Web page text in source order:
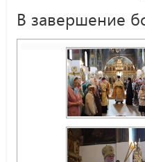
В завершение